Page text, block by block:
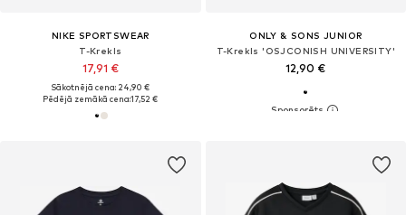
NIKE SPORTSWEAR
T-Krekls
17,91 €
Sākotnējā cena: 24,90 €
Pēdējā zemākā cena:17,52 €
ONLY & SONS JUNIOR
T-Krekls 'OSJCONISH UNIVERSITY'
12,90 €